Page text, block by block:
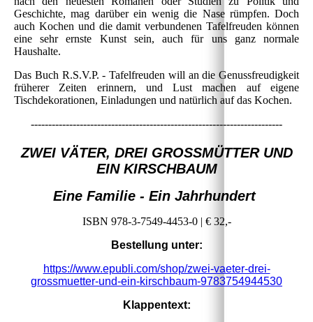
Geschichte, mag darüber ein wenig die Nase rümpfen. Doch
auch Kochen und die damit verbundenen Tafelfreuden können
eine sehr ernste Kunst sein, auch für uns ganz normale
Haushalte.
Das Buch R.S.V.P. - Tafelfreuden will an die Genussfreudigkeit
früherer Zeiten erinnern, und Lust machen auf eigene
Tischdekorationen, Einladungen und natürlich auf das Kochen.
------------------------------------------------------------------------
ZWEI VÄTER, DREI GROSSMÜTTER UND
EIN KIRSCHBAUM
Eine Familie - Ein Jahrhundert
ISBN 978-3-7549-4453-0 | € 32,-
Bestellung unter:
https://www.epubli.com/shop/zwei-vaeter-drei-
grossmuetter-und-ein-kirschbaum-9783754944530
Klappentext: